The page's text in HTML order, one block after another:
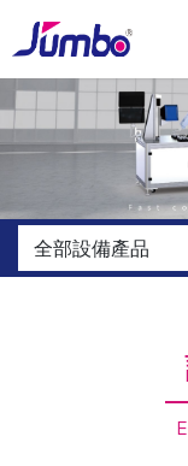
全部設備產品